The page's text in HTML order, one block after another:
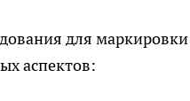
для
аспектов: